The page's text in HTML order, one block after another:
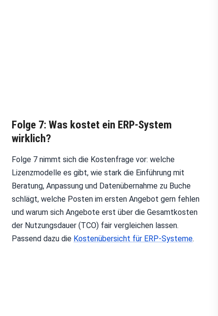
Folge 7: Was kostet ein ERP-System
wirklich?
Folge 7 nimmt sich die Kostenfrage vor: welche
Lizenzmodelle es gibt, wie stark die Einführung mit
Beratung, Anpassung und Datenübernahme zu Buche
schlägt, welche Posten im ersten Angebot gern fehlen
und warum sich Angebote erst über die Gesamtkosten
der Nutzungsdauer (TCO) fair vergleichen lassen.
Passend dazu die Kostenübersicht für ERP-Systeme.